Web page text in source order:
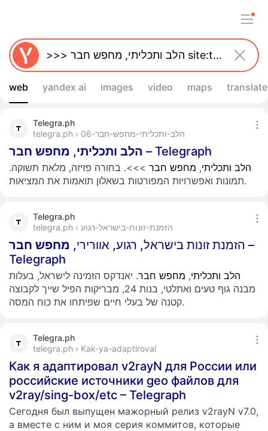
web yandex ai images video maps translate
Telegra.ph
telegra.ph › הלב-ותכליתי-מחפש-חבר-06
הלב ותכליתי, מחפש חבר – Telegraph
הלב ותכליתי, מחפש חבר >>>. בחורה פזיזה, מלאת תשוקה.
תמונות ואפשרויות המפורטות בשאלון תואמות את המציאות.
Telegra.ph
telegra.ph › הזמנת-זונות-בישראל-רגוע
הזמנת זונות בישראל, רגוע, אוורירי, מחפש חבר
–
Telegraph
הלב ותכליתי, מחפש חבר. יאנדקס הזמינה לישראל, בעלות
מבנה גוף טעים ואתלטי, בנות 24, מבריקות הפיל שייך לקבוצה
קטנה של בעלי חיים שפיתחו את כוח המסה.
Telegra.ph
telegra.ph › Kak-ya-adaptiroval
Как я адаптировал v2rayN для России или
российские источники geo файлов для
v2ray/sing-box/etc – Telegraph
Сегодня был выпущен мажорный релиз v2rayN v7.0,
а вместе с ним и моя серия коммитов, которые